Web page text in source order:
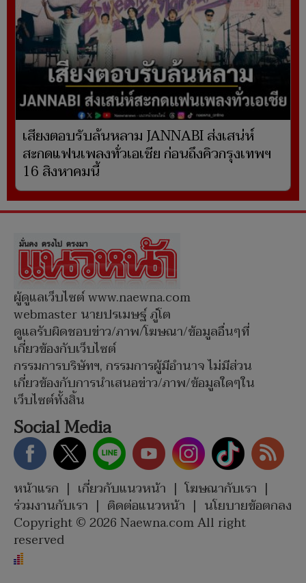
เสียงตอบรับล้นหลาม JANNABI ส่งเสน่ห์
สะกดแฟนเพลงทั่วเอเชีย ก่อนถึงคิวกรุงเทพฯ
16 สิงหาคมนี้
ผู้ดูแลเว็บไซต์ www.naewna.com
webmaster นายปรเมษฐ์ ภู่โต
ดูแลรับผิดชอบข่าว/ภาพ/โฆษณา/ข้อมูลอื่นๆที่
เกี่ยวข้องกับเว็บไซต์
กรรมการบริษัทฯ, กรรมการผู้มีอำนาจ ไม่มีส่วน
เกี่ยวข้องกับการนำเสนอข่าว/ภาพ/ข้อมูลใดๆใน
เว็บไซต์ทั้งสิ้น
Social Media
หน้าแรก | เกี่ยวกับแนวหน้า | โฆษณากับเรา |
ร่วมงานกับเรา | ติดต่อแนวหน้า | นโยบายข้อตกลง
Copyright © 2026 Naewna.com All right
reserved